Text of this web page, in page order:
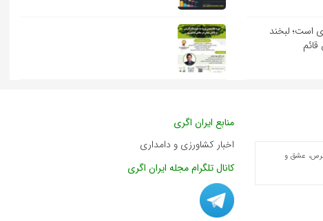
است؛ لبخند
قائم
عشق و
منابع ایران اگری
اخبار کشاورزی و دامداری
کانال تلگرام مجله ایران اگری